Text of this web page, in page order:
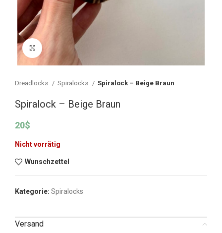
Vergrößern
Dreadlocks Spiralocks Spiralock – Beige Braun
Spiralock – Beige Braun
20$
Nicht vorrätig
Wunschzettel
Kategorie: Spiralocks
Versand